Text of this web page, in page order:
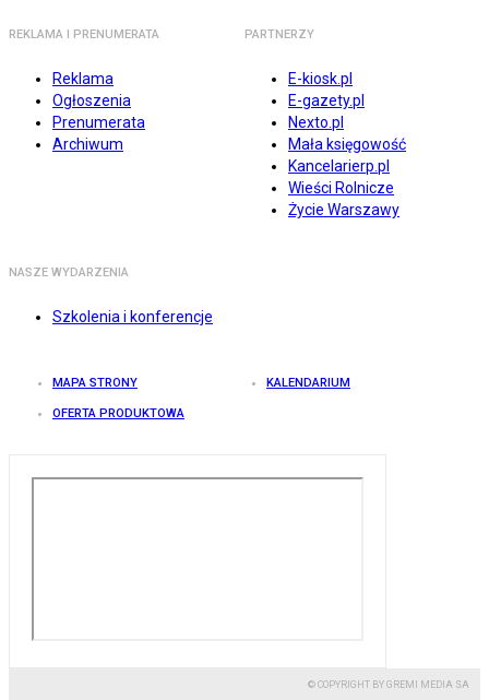
REKLAMA I PRENUMERATA
Reklama
Ogłoszenia
Prenumerata
Archiwum
PARTNERZY
E-kiosk.pl
E-gazety.pl
Nexto.pl
Mała księgowość
Kancelarierp.pl
Wieści Rolnicze
Życie Warszawy
NASZE WYDARZENIA
Szkolenia i konferencje
MAPA STRONY KALENDARIUM
OFERTA PRODUKTOWA
© COPYRIGHT BY GREMI MEDIA SA